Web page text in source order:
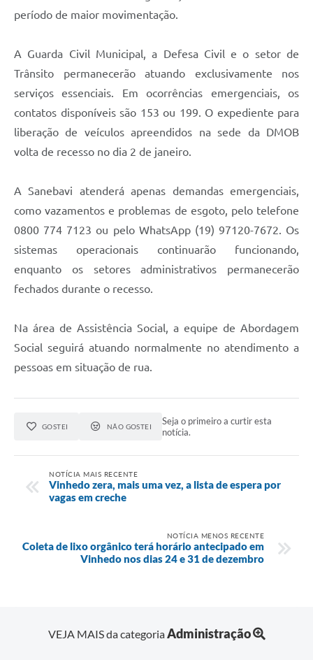
período de maior movimentação.
A Guarda Civil Municipal, a Defesa Civil e o setor de
Trânsito permanecerão atuando exclusivamente nos
serviços essenciais. Em ocorrências emergenciais, os
contatos disponíveis são 153 ou 199. O expediente para
liberação de veículos apreendidos na sede da DMOB
volta de recesso no dia 2 de janeiro.
A Sanebavi atenderá apenas demandas emergenciais,
como vazamentos e problemas de esgoto, pelo telefone
0800 774 7123 ou pelo WhatsApp (19) 97120-7672. Os
sistemas operacionais continuarão funcionando,
enquanto os setores administrativos permanecerão
fechados durante o recesso.
Na área de Assistência Social, a equipe de Abordagem
Social seguirá atuando normalmente no atendimento a
pessoas em situação de rua.
GOSTEI NÃO GOSTEI
Seja o primeiro a curtir esta
notícia.
NOTÍCIA MAIS RECENTE
Vinhedo zera, mais uma vez, a lista de espera por
vagas em creche
NOTÍCIA MENOS RECENTE
Coleta de lixo orgânico terá horário antecipado em
Vinhedo nos dias 24 e 31 de dezembro
VEJA MAIS da categoriaAdministração